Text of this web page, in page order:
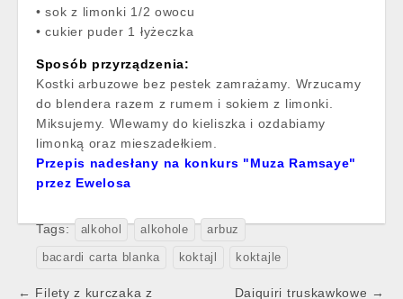
• sok z limonki 1/2 owocu
• cukier puder 1 łyżeczka
Sposób przyrządzenia:
Kostki arbuzowe bez pestek zamrażamy. Wrzucamy
do blendera razem z rumem i sokiem z limonki.
Miksujemy. Wlewamy do kieliszka i ozdabiamy
limonką oraz mieszadełkiem.
Przepis nadesłany na konkurs "Muza Ramsaye"
przez Ewelosa
Tags: alkohol alkohole arbuz
bacardi carta blanka koktajl koktajle
Post
← Filety z kurczaka z
Daiquiri truskawkowe →